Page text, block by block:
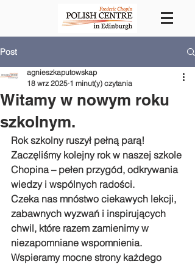
Post
Witamy w nowym roku
szkolnym.
agnieszkaputowskap
18 wrz 2025 1 minut(y) czytania
Rok szkolny ruszył pełną parą!
Zaczęliśmy kolejny rok w naszej szkole
Chopina – pełen przygód, odkrywania
wiedzy i wspólnych radości.
Czeka nas mnóstwo ciekawych lekcji,
zabawnych wyzwań i inspirujących
chwil, które razem zamienimy w
niezapomniane wspomnienia.
Wspieramy mocne strony każdego